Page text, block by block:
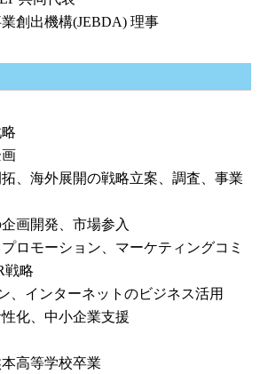
創出機構(JEBDA) 理事
拓、海外展開の戦略立案、調査、事業
画開発、市場参入
ロモーション、マーケティングコミ
戦略
、インターネットのビジネス活用
化、中小企業支援
高等学校卒業